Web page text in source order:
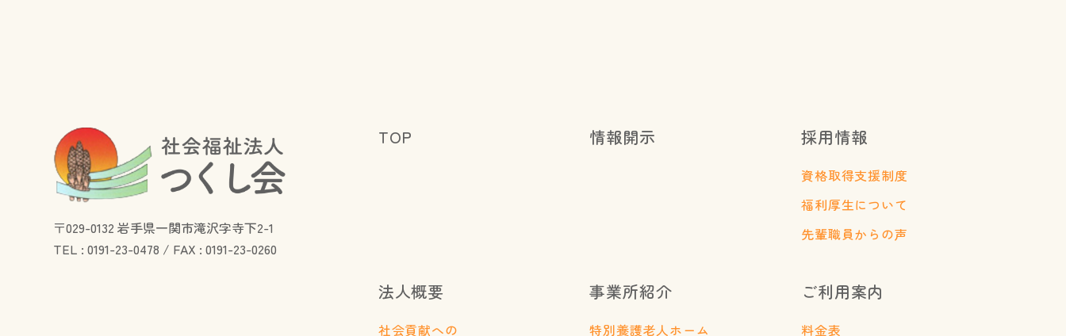
〒029-0132 岩手県一関市滝沢字寺下2-1
TEL :0191-23-0478 / FAX : 0191-23-0260
TOP 情報開示 採用情報
資格取得支援制度
福利厚生について
先輩職員からの声
法人概要
社会貢献への
事業所紹介
特別養護老人ホーム
ご利用案内
料金表